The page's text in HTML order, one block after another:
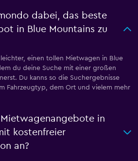
dabei, das beste
in Blue Mountains zu
einen tollen Mietwagen in Blue
du deine Suche mit einer großen
Du kanns so die Suchergebnisse
Fahrzeugtyp, dem Ort und vielem mehr
in
kostenfreier
an?